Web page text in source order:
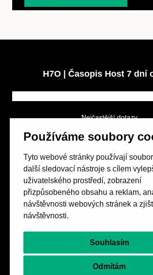
Používáme soubory
Tyto webové stránky používají
další sledovací nástroje s cílem
uživatelského prostředí, zobrazení
přizpůsobeného obsahu a reklam,
návštěvnosti webových stránek a
návštěvnosti.
Souhlasím
Odmítám
H7O | Časopis Host 7 dní
Nejčastější dotazy
Obchodní podmínky
Spolek přátel vydávání
657 42 Brno-střed
objednavky@casopishost.cz
+420 775 995 695